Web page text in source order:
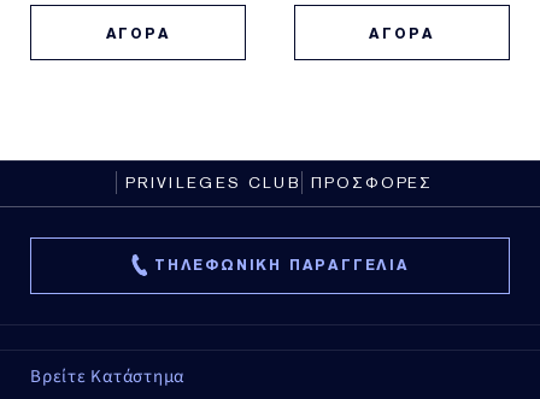
ΑΓΟΡΑ ΑΓΟΡΑ
PRIVILEGES CLUB ΠΡΟΣΦΟΡΕΣ
ΤΗΛΕΦΩΝΙΚΗ ΠΑΡΑΓΓΕΛΙΑ
Βρείτε Κατάστημα